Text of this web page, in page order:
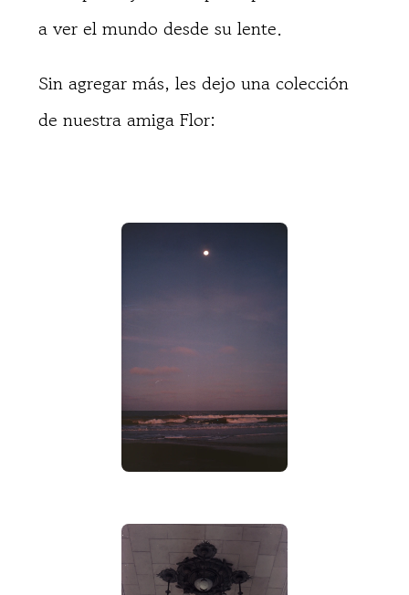
a ver el mundo desde su lente.
Sin agregar más, les dejo una colección
de nuestra amiga Flor: